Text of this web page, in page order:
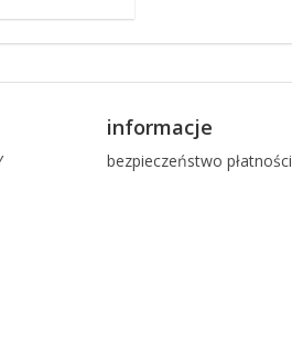
informacje
bezpieczeństwo płatności